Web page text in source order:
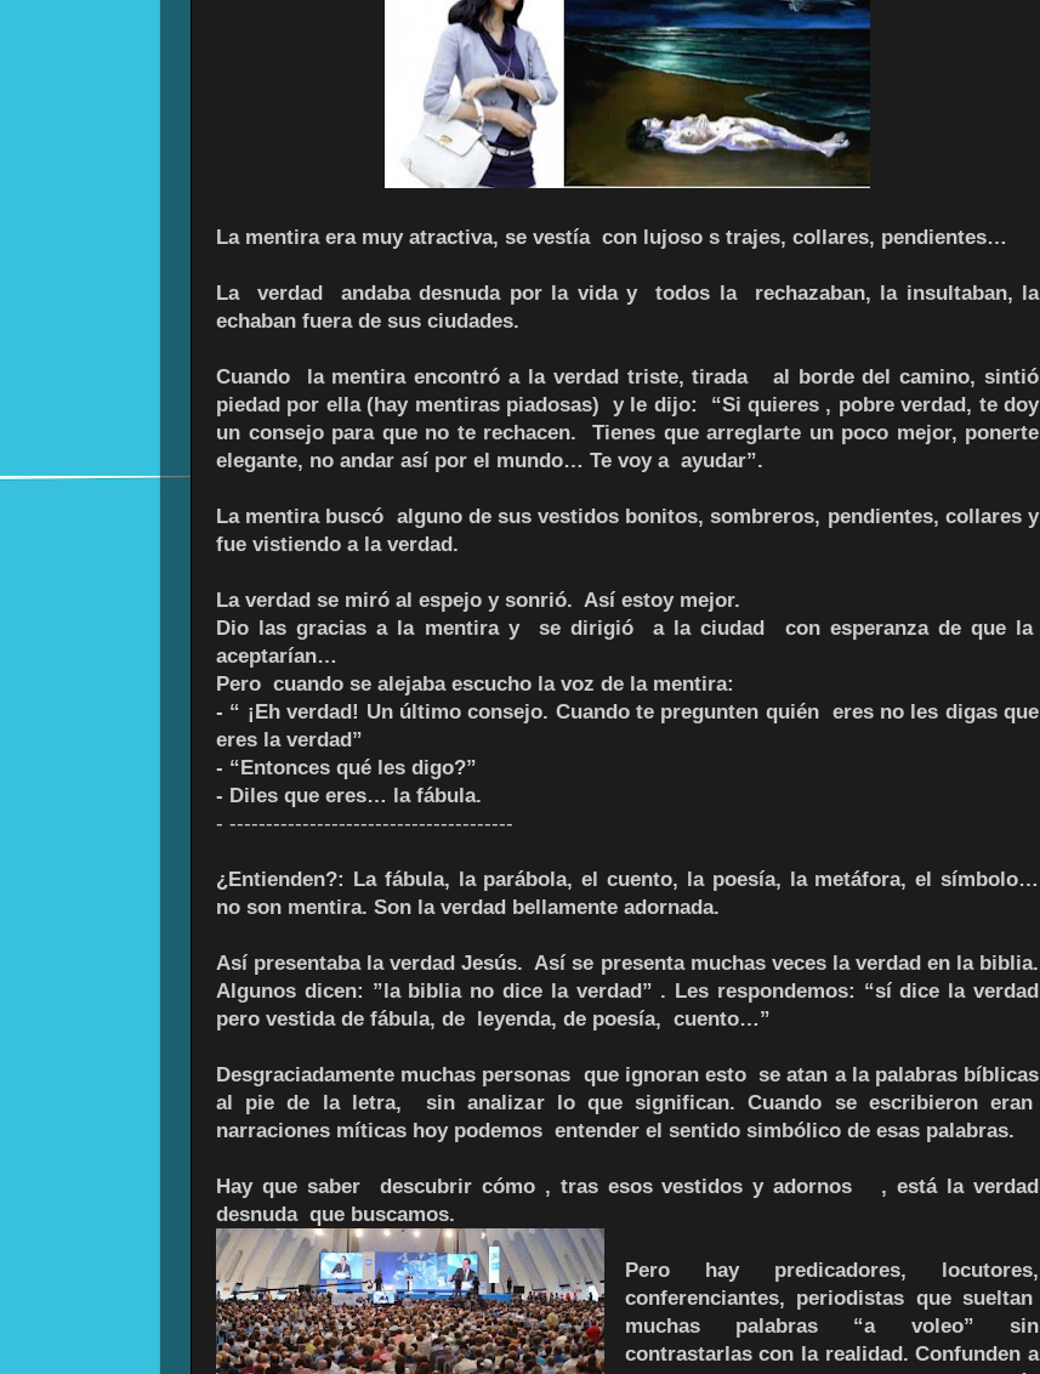
La mentira era muy atractiva, se vestía con lujoso s trajes, collares, pendientes…
La verdad andaba desnuda por la vida y todos la rechazaban, la insultaban, la
echaban fuera de sus ciudades.
Cuando la mentira encontró a la verdad triste, tirada al borde del camino, sintió
piedad por ella (hay mentiras piadosas) y le dijo: “Si quieres , pobre verdad, te doy
un consejo para que no te rechacen. Tienes que arreglarte un poco mejor, ponerte
elegante, no andar así por el mundo… Te voy a ayudar”.
La mentira buscó alguno de sus vestidos bonitos, sombreros, pendientes, collares y
fue vistiendo a la verdad.
La verdad se miró al espejo y sonrió. Así estoy mejor.
Dio las gracias a la mentira y se dirigió a la ciudad con esperanza de que la
aceptarían…
Pero cuando se alejaba escucho la voz de la mentira:
- “ ¡Eh verdad! Un último consejo. Cuando te pregunten quién eres no les digas que
eres la verdad”
- “Entonces qué les digo?”
- Diles que eres… la fábula.
- ---------------------------------------
¿Entienden?: La fábula, la parábola, el cuento, la poesía, la metáfora, el símbolo…
no son mentira. Son la verdad bellamente adornada.
Así presentaba la verdad Jesús. Así se presenta muchas veces la verdad en la biblia.
Algunos dicen: ”la biblia no dice la verdad” . Les respondemos: “sí dice la verdad
pero vestida de fábula, de leyenda, de poesía, cuento…”
Desgraciadamente muchas personas que ignoran esto se atan a la palabras bíblicas
al pie de la letra, sin analizar lo que significan. Cuando se escribieron eran
narraciones míticas hoy podemos entender el sentido simbólico de esas palabras.
Hay que saber descubrir cómo , tras esos vestidos y adornos , está la verdad
desnuda que buscamos.
Pero hay predicadores, locutores,
conferenciantes, periodistas que sueltan
muchas palabras “a voleo” sin
contrastarlas con la realidad. Confunden a